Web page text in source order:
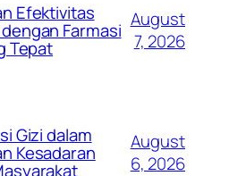
Efektivitas
Farmasi
Tepat
August
7, 2026
Gizi dalam
Kesadaran
August
6, 2026